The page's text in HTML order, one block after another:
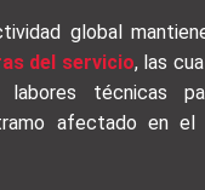
global
del servicio, las
labores técnicas
afectado en el